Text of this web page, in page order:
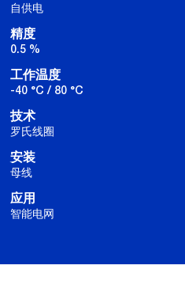
自供电
精度
0.5 %
工作温度
-40 °C / 80 °C
技术
罗氏线圈
安装
母线
应用
智能电网